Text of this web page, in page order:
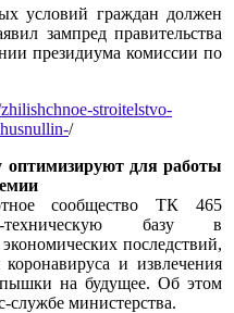
условий граждан должен
зампред правительства
президиума комиссии по
stroitelstvo-
/
оптимизируют для работы
сообщество ТК 465
техническую базу в
последствий,
и извлечения
на будущее. Об этом
службе министерства.